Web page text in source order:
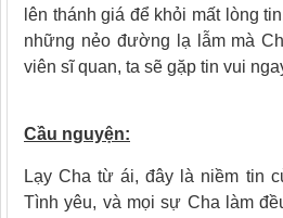
lên thánh giá để khỏi mất lòng
những nẻo đường lạ lẫm mà
viên sĩ quan, ta sẽ gặp tin vui
Cầu nguyện:
Lạy Cha từ ái, đây là niềm tin
Tình yêu, và mọi sự Cha làm